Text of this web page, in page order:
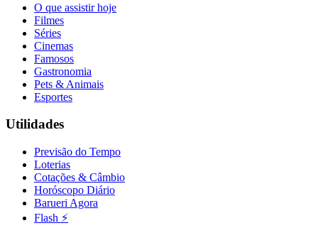
O que assistir hoje
Filmes
Séries
Cinemas
Famosos
Gastronomia
Pets & Animais
Esportes
Utilidades
Previsão do Tempo
Loterias
Cotações & Câmbio
Horóscopo Diário
Barueri Agora
Flash ⚡